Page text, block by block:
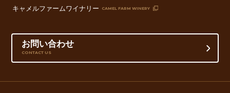
キャメルファームワイナリー CAMEL FARM WINERY
お問い合わせ
CONTACT US